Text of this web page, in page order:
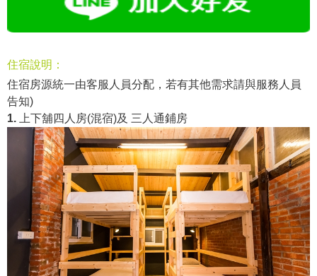
住宿說明：
住宿房源統一由客服人員分配，若有其他需求請與服務人員
告知)
1.
上下舖四人房(混宿)及 三人通鋪房